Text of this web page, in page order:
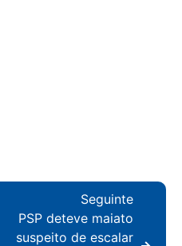
Seguinte
PSP deteve maiato
suspeito de escalar